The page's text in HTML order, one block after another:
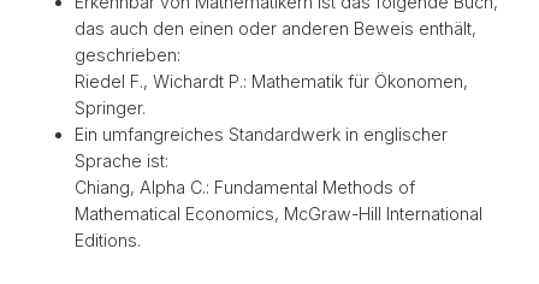
das auch den einen oder anderen Beweis enthält,
geschrieben:
Riedel F., Wichardt P.: Mathematik für Ökonomen,
Springer.
Ein umfangreiches Standardwerk in englischer
Sprache ist:
Chiang, Alpha C.: Fundamental Methods of
Mathematical Economics, McGraw-Hill International
Editions.